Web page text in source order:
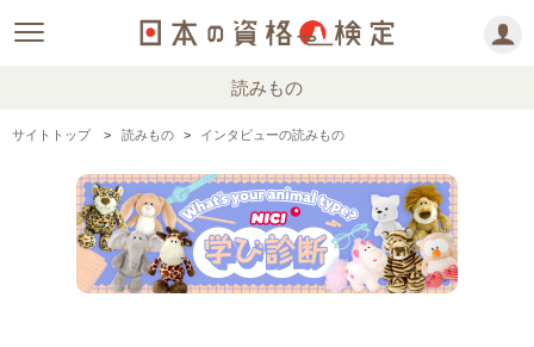
読みもの
サイトトップ 読みもの インタビューの読みもの